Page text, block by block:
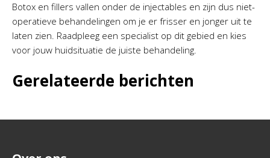
Botox en fillers vallen onder de injectables en zijn dus niet-
operatieve behandelingen om je er frisser en jonger uit te
laten zien. Raadpleeg een specialist op dit gebied en kies
voor jouw huidsituatie de juiste behandeling.
Gerelateerde berichten